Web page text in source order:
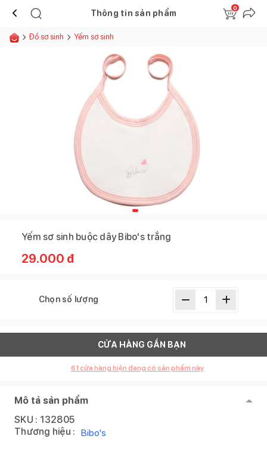
Thông tin sản phẩm
0
Đồ sơ sinh Yếm sơ sinh
Yếm sơ sinh buộc dây Bibo's trắng
29.000 đ
Chọn số lượng
CỬA HÀNG GẦN BẠN
61 cửa hàng hiện đang có sản phẩm này
Mô tả sản phẩm
SKU : 132805
Thương hiệu : Bibo's